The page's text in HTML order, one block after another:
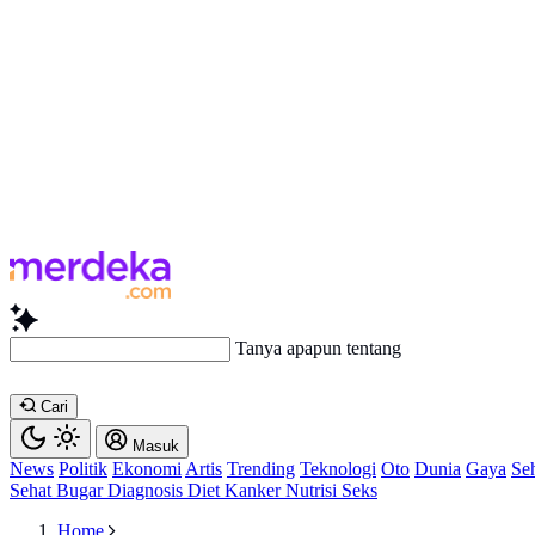
Tanya apapun tentang artikel
Cari
Masuk
News Politik Ekonomi Artis Trending Teknologi Oto Dunia Gaya
Sehat BugarDiagnosis Diet KankerNutrisi Seks
Home